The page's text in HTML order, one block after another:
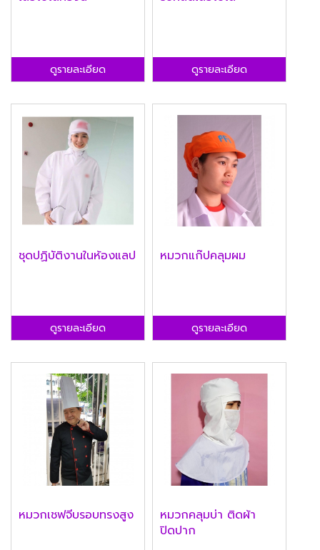
ดูรายละเอียด ดูรายละเอียด
ชุดปฏิบัติงานในห้องแลป
ดูรายละเอียด
หมวกแก๊ปคลุมผม
ดูรายละเอียด
หมวกเชฟจีบรอบทรงสูง
หมวกคลุมบ่า ติดผ้า
ปิดปาก